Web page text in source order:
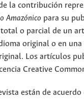
la contribución
Amazónico para su
o parcial de un
original o en
Los artículos
Creative
están de acuerdo